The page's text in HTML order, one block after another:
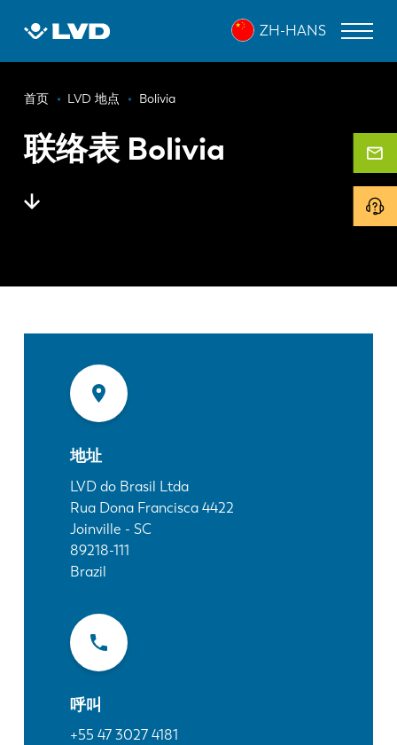
ZH-HANS
面
包
屑
首页 LVD 地点 Bolivia
联络表 Bolivia
地址
LVD do Brasil Ltda
Rua Dona Francisca 4422
Joinville - SC
89218-111
Brazil
呼叫
+55 47 3027 4181
激光切割机
折弯机
冲床
软件
关于 LVD
最新消息
客户案例
展会活动
资源中心
行业和解决方案
招贤纳士
联系我们